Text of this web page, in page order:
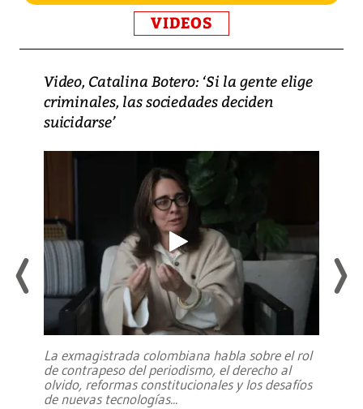
VIDEOS
Video, Catalina Botero: ‘Si la gente elige
criminales, las sociedades deciden
suicidarse’
La exmagistrada colombiana habla sobre el rol
de contrapeso del periodismo, el derecho al
olvido, reformas constitucionales y los desafíos
de nuevas tecnologías...